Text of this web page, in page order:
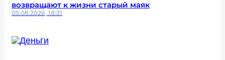
возвращают к жизни старый маяк
05.08.2026, 18:31